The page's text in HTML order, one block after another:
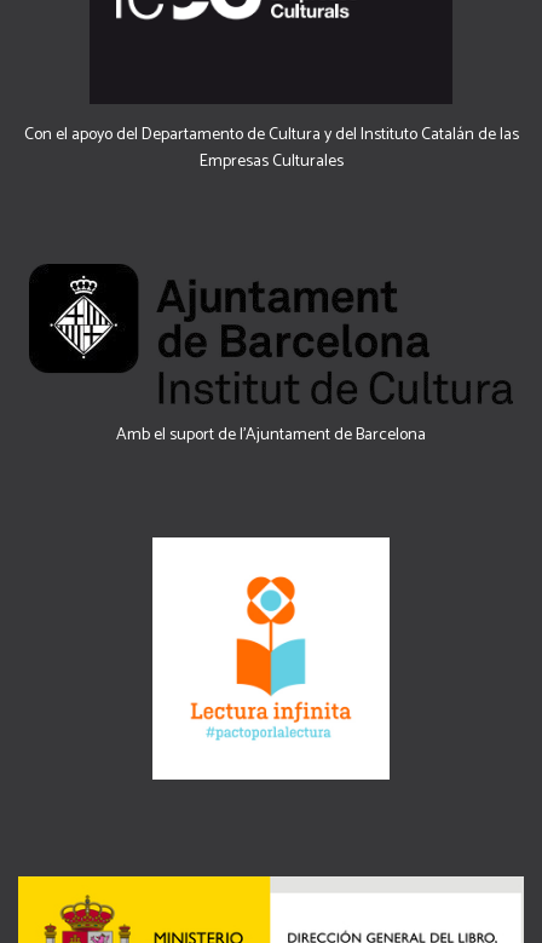
Con el apoyo del Departamento de Cultura y del Instituto Catalán de las
Empresas Culturales
Amb el suport de l’Ajuntament de Barcelona